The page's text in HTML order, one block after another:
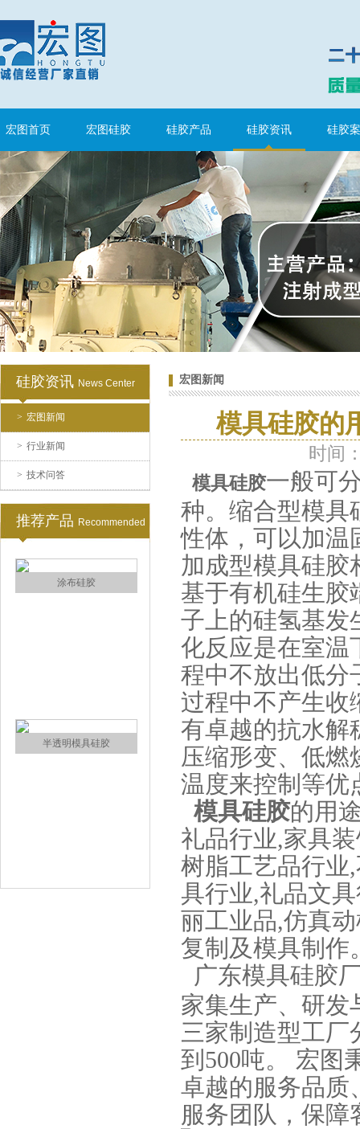
宏图首页 宏图硅胶 硅胶产品 硅胶资讯 硅胶
硅胶资讯 News Center
> 宏图新闻
> 行业新闻
> 技术问答
推荐产品 Recommended
水泥地暖模块模具硅胶
眼镜鼻托专用注射硅胶
涂布硅胶
宏图新闻
模具硅胶的
时间
模具硅胶一般可
种。缩合型模具
性体，可以加温
加成型模具硅胶
基于有机硅生胶
子上的硅氢基发
化反应是在室温
程中不放出低分
过程中不产生收
有卓越的抗水解
压缩形变、低燃
温度来控制等优
模具硅胶的用
礼品行业,家具
树脂工艺品行业
具行业,礼品文
丽工业品,仿真
复制及模具制作
广东模具硅胶
家集生产、研发
三家制造型工厂
到500吨。 宏图
卓越的服务品质
服务团队，保障